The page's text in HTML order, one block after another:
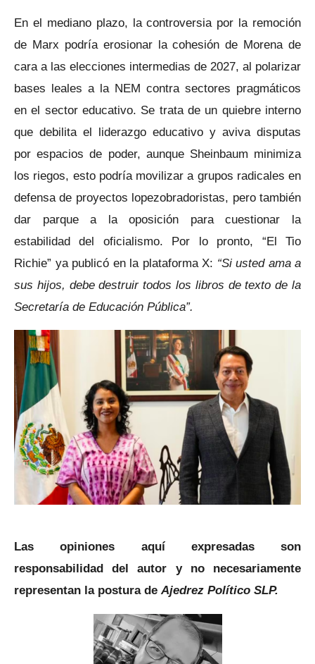
En el mediano plazo, la controversia por la remoción
de Marx podría erosionar la cohesión de Morena de
cara a las elecciones intermedias de 2027, al polarizar
bases leales a la NEM contra sectores pragmáticos
en el sector educativo. Se trata de un quiebre interno
que debilita el liderazgo educativo y aviva disputas
por espacios de poder, aunque Sheinbaum minimiza
los riegos, esto podría movilizar a grupos radicales en
defensa de proyectos lopezobradoristas, pero también
dar parque a la oposición para cuestionar la
estabilidad del oficialismo. Por lo pronto, “El Tio
Richie” ya publicó en la plataforma X: “Si usted ama a
sus hijos, debe destruir todos los libros de texto de la
Secretaría de Educación Pública”.
Las opiniones aquí expresadas son
responsabilidad del autor y no necesariamente
representan la postura deAjedrez Político SLP.